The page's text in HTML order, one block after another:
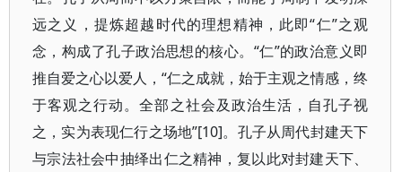
远之义，提炼超越时代的理想精神，此即“仁”之观
念，构成了孔子政治思想的核心。“仁”的政治意义即
推自爱之心以爱人，“仁之成就，始于主观之情感，终
于客观之行动。全部之社会及政治生活，自孔子视
之，实为表现仁行之场地”[10]。孔子从周代封建天下
与宗法社会中抽绎出仁之精神，复以此对封建天下、